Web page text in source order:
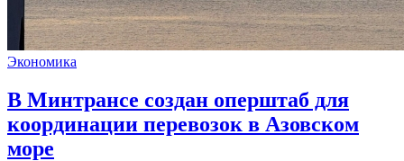
Экономика
В Минтрансе создан оперштаб для
координации перевозок в Азовском
море